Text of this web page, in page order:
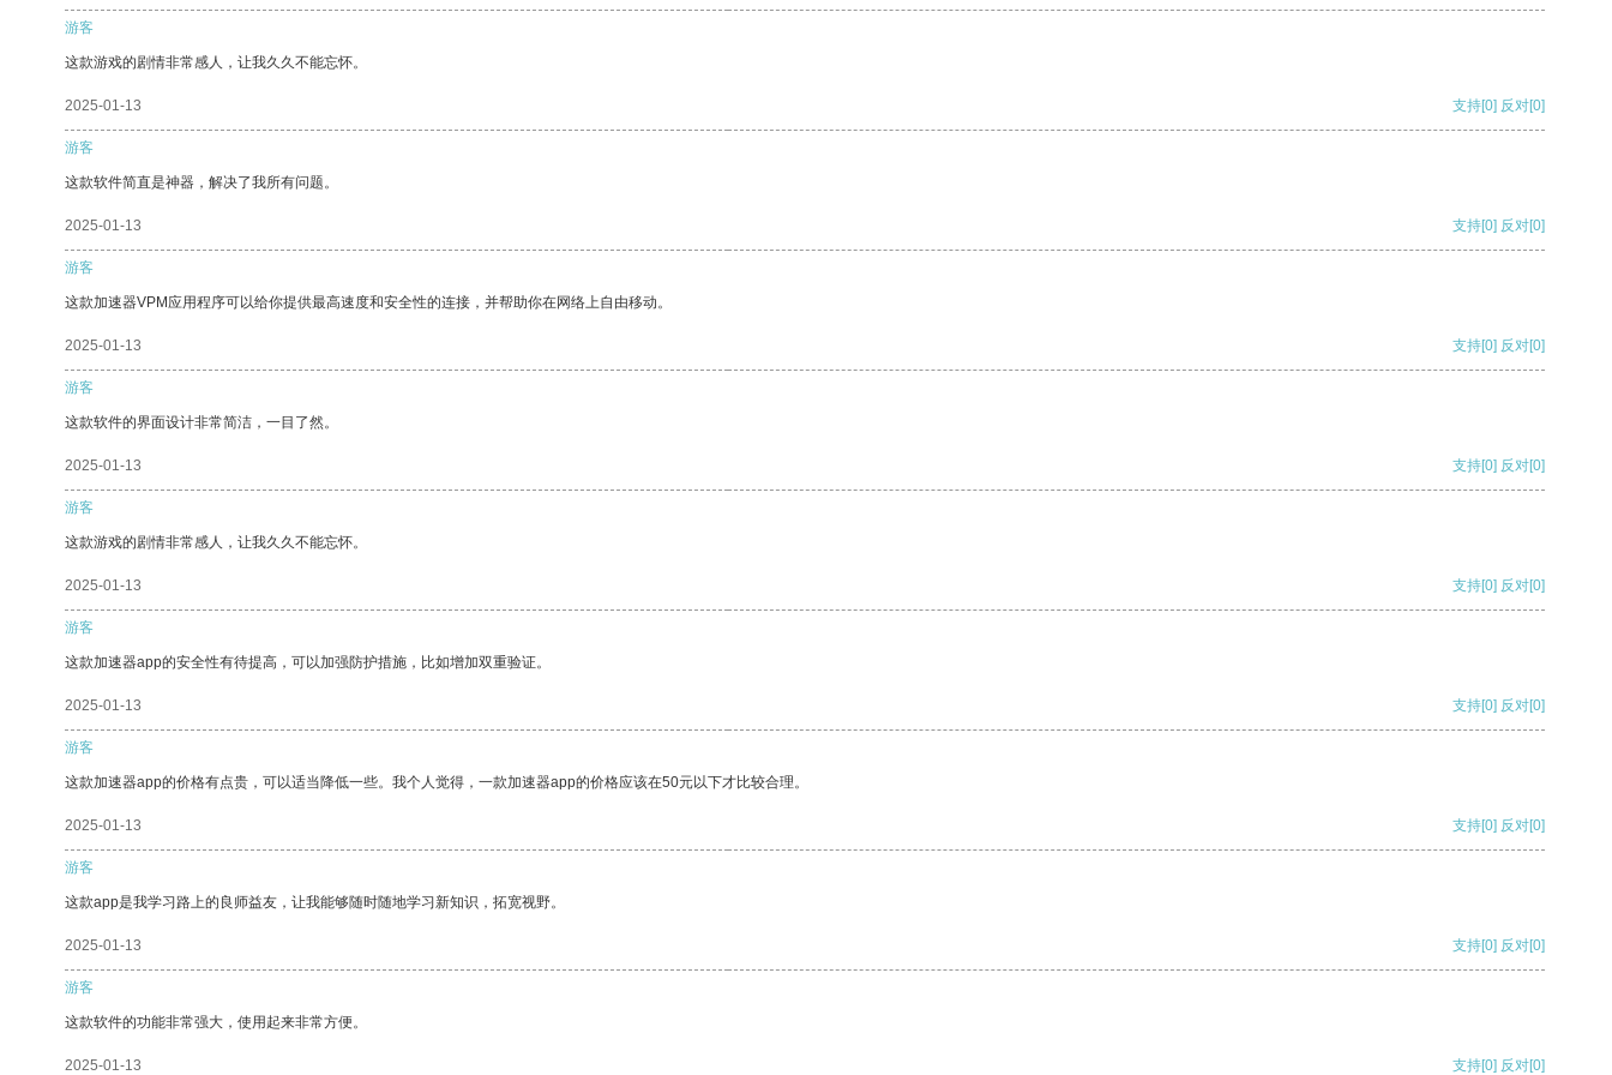
游客
这款游戏的剧情非常感人，让我久久不能忘怀。
2025-01-13 支持[0] 反对[0]
游客
这款软件简直是神器，解决了我所有问题。
2025-01-13 支持[0] 反对[0]
游客
这款加速器VPM应用程序可以给你提供最高速度和安全性的连接，并帮助你在网络上自由移动。
2025-01-13 支持[0] 反对[0]
游客
这款软件的界面设计非常简洁，一目了然。
2025-01-13 支持[0] 反对[0]
游客
这款游戏的剧情非常感人，让我久久不能忘怀。
2025-01-13 支持[0] 反对[0]
游客
这款加速器app的安全性有待提高，可以加强防护措施，比如增加双重验证。
2025-01-13 支持[0] 反对[0]
游客
这款加速器app的价格有点贵，可以适当降低一些。我个人觉得，一款加速器app的价格应该在50元以下才比较合理。
2025-01-13 支持[0] 反对[0]
游客
这款app是我学习路上的良师益友，让我能够随时随地学习新知识，拓宽视野。
2025-01-13 支持[0] 反对[0]
游客
这款软件的功能非常强大，使用起来非常方便。
2025-01-13 支持[0] 反对[0]